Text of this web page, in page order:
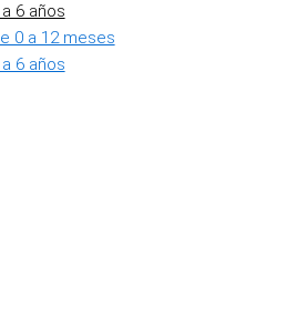
6 años
0 a 12 meses
6 años